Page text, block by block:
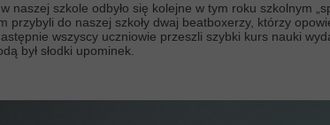
naszej szkole odbyło się kolejne w tym roku szkolnym
przybyli do naszej szkoły dwaj beatboxerzy, którzy
wszyscy uczniowie przeszli szybki kurs nauki
był słodki upominek.